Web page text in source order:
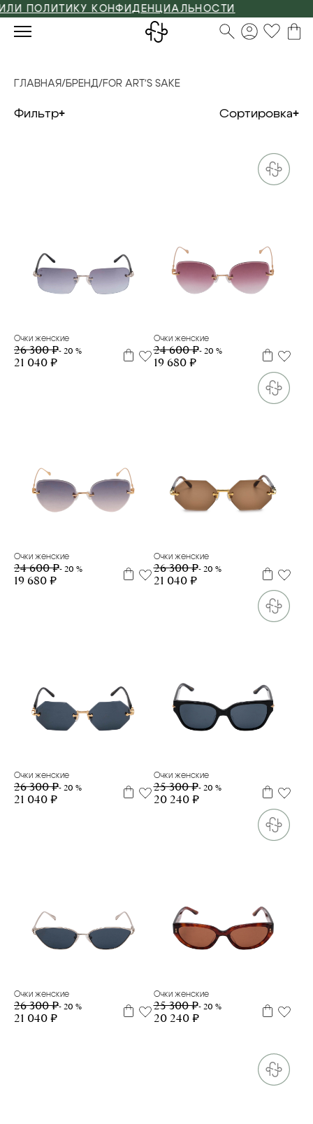
ПОЛИТИКУ КОНФИДЕНЦИАЛЬНОСТИ
ГЛАВНАЯ/ БРЕНД/ FOR ART'S SAKE
Фильтр Сортировка
Очки женские
26 300 ₽- 20 %
21 040 ₽
Очки женские
24 600 ₽- 20 %
19 680 ₽
Очки женские
24 600 ₽- 20 %
19 680 ₽
Очки женские
26 300 ₽- 20 %
21 040 ₽
Очки женские
26 300 ₽- 20 %
21 040 ₽
Очки женские
25 300 ₽- 20 %
20 240 ₽
Очки женские
26 300 ₽- 20 %
21 040 ₽
Очки женские
25 300 ₽- 20 %
20 240 ₽